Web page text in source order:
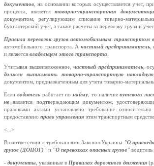
документов на основании которых осуществляется учет,
процесса, являетсятоварно-транспортная
документом, регулирующим списание товарно-
бухгалтерский учет, а также расчеты за перевозку груза и
Правила перевозок грузов автомобильным транспортом
автомобильного транспорта. А частный предприниматель,
и является владельцем этого транспорта
Учитывая вышеизложенное, частный предприниматель,
должен выписывать товарно-транспортную накладную
документом, предназначенным для учета товарно-
Если водитель работает понайму то наличиепутевого
неявляется подтверждающим документом,
правовыми актами установлено требование
предоставлено право управления этим транспортным
<...>
В соответствии с требованиями Законов Украины "О
грузов (ДОПОГ)" и "О перевозках опасных грузов" водитель
- документы , указанные в Правилах дорожного движения